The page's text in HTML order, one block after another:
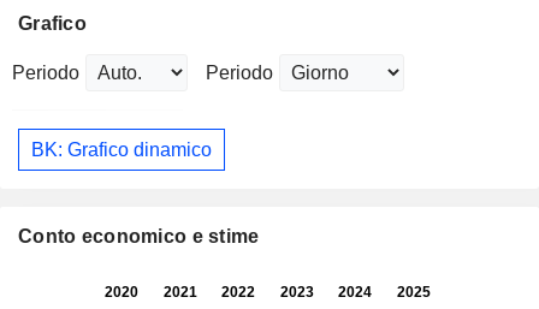
Grafico
Periodo Periodo
BK: Grafico dinamico
Conto economico e stime